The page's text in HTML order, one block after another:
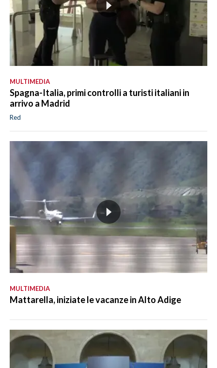
MULTIMEDIA
Spagna-Italia, primi controlli a turisti italiani in
arrivo a Madrid
Red
MULTIMEDIA
Mattarella, iniziate le vacanze in Alto Adige